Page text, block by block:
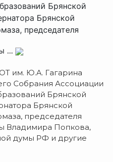
Брянской
Брянской
председателя
...
им. Ю.А. Гагарина
Собрания Ассоциации
Брянской
Брянской
председателя
Владимира Попкова,
думы РФ и другие